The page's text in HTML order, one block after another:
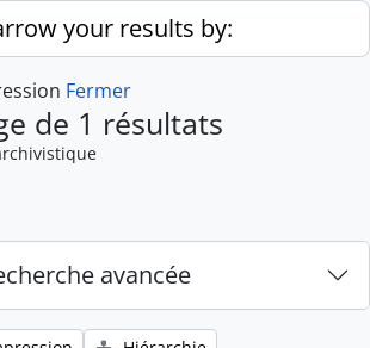
your results by:
Fermer
de 1 résultats
avancée